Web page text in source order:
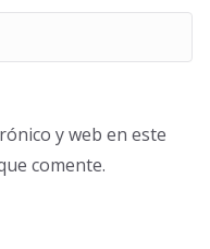
y web en este
comente.